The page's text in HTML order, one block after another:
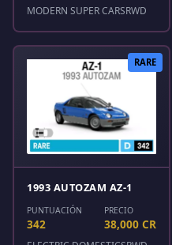
MODERN SUPER CARSRWD
RARE
1993 AUTOZAM AZ-1
PUNTUACIÓN
342
PRECIO
38,000 CR